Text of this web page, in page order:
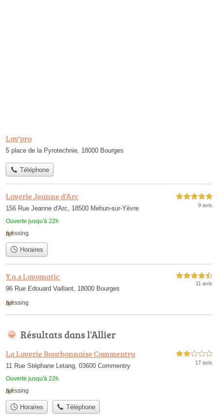
Lav'pro
5 place de la Pyrotechnie, 18000 Bourges
Téléphone
Laverie Jeanne d'Arc
156 Rue Jeanne d'Arc, 18500 Mehun-sur-Yèvre
Ouverte jusqu'à 22h
5,0 étoiles sur 5
9 avis
pressing
Horaires
Y.a.s Lavomatic
96 Rue Edouard Vaillant, 18000 Bourges
4,5 étoiles sur 5
11 avis
pressing
Résultats dans l'Allier
La Laverie Bourbonnaise Commentry
11 Rue Stéphane Letang, 03600 Commentry
Ouverte jusqu'à 22h
2,0 étoiles sur 5
17 avis
pressing
Horaires Téléphone